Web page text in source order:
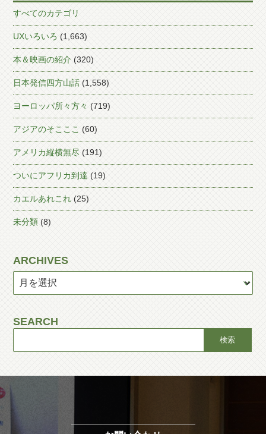
すべてのカテゴリ
UXいろいろ (1,663)
本＆映画の紹介 (320)
日本発信四方山話 (1,558)
ヨーロッパ所々方々 (719)
アジアのそこここ (60)
アメリカ縦横無尽 (191)
ついにアフリカ到達 (19)
カエルあれこれ (25)
未分類 (8)
ARCHIVES
SEARCH